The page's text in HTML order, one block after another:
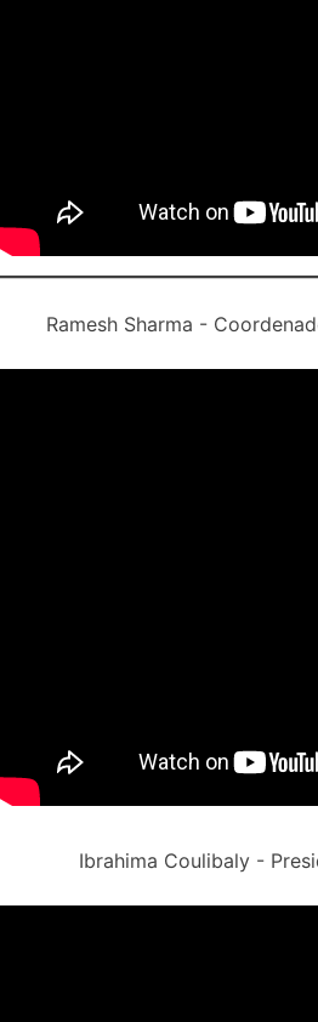
Ramesh Sharma -
Ibrahima Coulibaly -